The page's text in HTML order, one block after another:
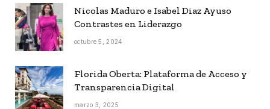
Nicolas Maduro e Isabel Diaz Ayuso
Contrastes en Liderazgo
octubre 5, 2024
Florida Oberta: Plataforma de Acceso y
Transparencia Digital
marzo 3, 2025